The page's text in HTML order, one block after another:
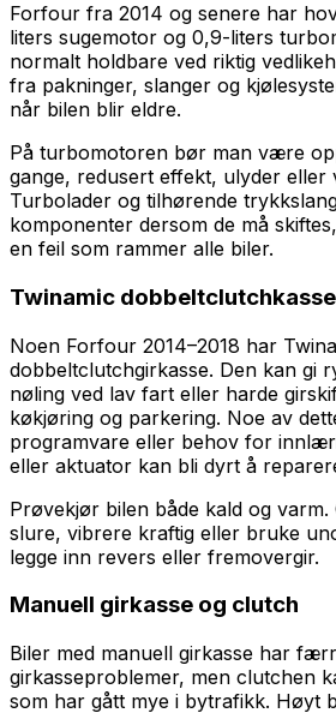
Forfour fra 2014 og senere har
liters sugemotor og 0,9-liters
normalt holdbare ved riktig
fra pakninger, slanger og
når bilen blir eldre.
På turbomotoren bør man være
gange, redusert effekt, ulyder eller
Turbolader og tilhørende
komponenter dersom de må
en feil som rammer alle biler.
Twinamic dobbeltclutchkasse
Noen Forfour 2014–2018 har
dobbeltclutchgirkasse. Den kan gi
nøling ved lav fart eller harde
køkjøring og parkering. Noe av
programvare eller behov for
eller aktuator kan bli dyrt å
Prøvekjør bilen både kald og varm.
slure, vibrere kraftig eller bruke
legge inn revers eller fremovergir.
Manuell girkasse og clutch
Biler med manuell girkasse har
girkasseproblemer, men clutchen
som har gått mye i bytrafikk. Høyt